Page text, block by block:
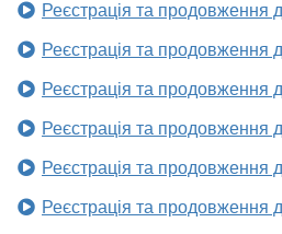
Реєстрація та продовження
Реєстрація та продовження
Реєстрація та продовження
Реєстрація та продовження
Реєстрація та продовження
Реєстрація та продовження